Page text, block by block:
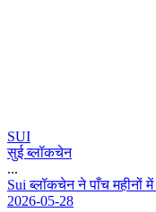
SUI
सुई ब्लॉकचेन
...
Sui बलकचन न पच महन म
2026-05-28